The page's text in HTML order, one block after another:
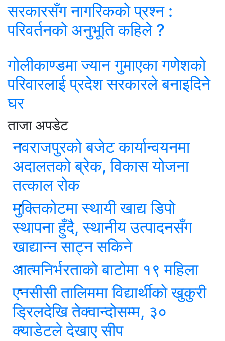
सरकारसँग नागरिकको प्रश्न :
परिवर्तनको अनुभूति कहिले ?
गोलीकाण्डमा ज्यान गुमाएका गणेशको
परिवारलाई प्रदेश सरकारले बनाइदिने
घर
ताजा अपडेट
नवराजपुरको बजेट कार्यान्वयनमा
अदालतको ब्रेक, विकास योजना
तत्काल रोक
मुक्तिकोटमा स्थायी खाद्य डिपो
स्थापना हुँदै, स्थानीय उत्पादनसँग
खाद्यान्न साट्न सकिने
आत्मनिर्भरताको बाटोमा १९ महिला
एनसीसी तालिममा विद्यार्थीको खुकुरी
ड्रिलदेखि तेक्वान्दोसम्म, ३०
क्याडेटले देखाए सीप